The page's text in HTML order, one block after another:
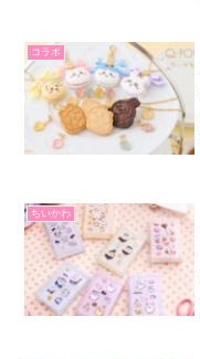
コラボ
ちいかわ